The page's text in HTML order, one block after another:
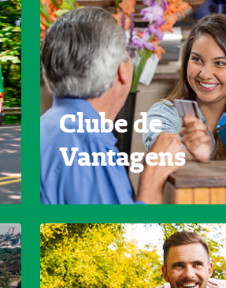
Clube de
Vantagens